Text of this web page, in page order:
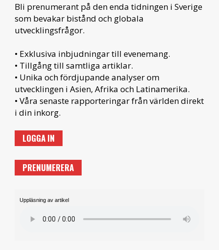
Bli prenumerant på den enda tidningen i Sverige
som bevakar bistånd och globala
utvecklingsfrågor.
• Exklusiva inbjudningar till evenemang.
• Tillgång till samtliga artiklar.
• Unika och fördjupande analyser om
utvecklingen i Asien, Afrika och Latinamerika.
• Våra senaste rapporteringar från världen direkt
i din inkorg.
LOGGA IN
PRENUMERERA
Uppläsning av artikel